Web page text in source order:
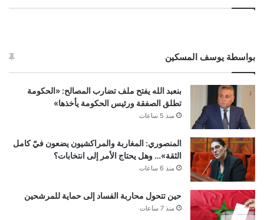
بواسطة يوسف المسكين
بنعبد الله يفتح ملف تضارب المصالح: «الحكومة
تطلق الصفقة ورئيس الحكومة يأخذها»
منذ 5 ساعات
المنصوري: المغاربة والمراكشيون يضعون فيّ كامل
الثقة»… وهل يحتاج الأمر إلى انتخابات؟
منذ 6 ساعات
حين تتحول محاربة الفساد إلى حماية للمرشحين
منذ 7 ساعات